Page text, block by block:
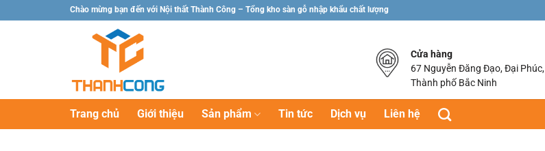
đến
Chào mừng bạn đến với Nội thất Thành Công – Tổng kho sàn gỗ nhập khẩu chất lượng
Cửa hàng
67 Nguyễn Đăng Đạo, Đại Phúc,
Thành phố Bắc Ninh
Trang chủ Giới thiệu Sản phẩm Tin tức Dịch vụ Liên hệ